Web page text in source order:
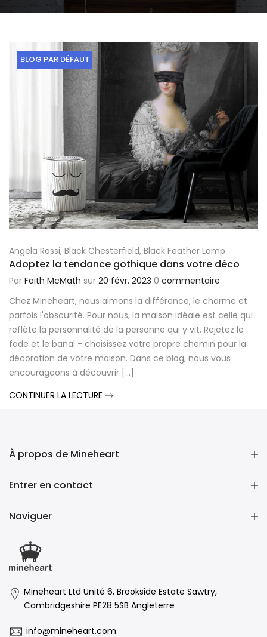
BLOG PAR DÉFAUT
Angela Rossi, Black Chesterfield, Black Feather Lamp
Adoptez la tendance gothique dans votre déco
Par Faith McMath sur 20 févr. 2023 0 commentaire
Chez Mineheart, nous aimons la différence, le charme et
parfois l'obscurité. Pour nous, la maison idéale est celle qui
reflète la personnalité de la personne qui y vit. Rejetez le
fade et le banal - choisissez votre propre chemin pour la
décoration de votre maison. Dans ce blog, nous vous
encourageons à découvrir [...]
CONTINUER LA LECTURE
À propos de Mineheart
Entrer en contact
Naviguer
Mineheart Ltd Unité 6, Brookside Estate Sawtry,
Cambridgeshire PE28 5SB Angleterre
info@mineheart.com